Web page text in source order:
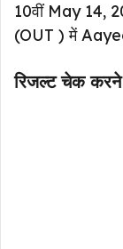
10वीं May 14,
(OUT ) में
रिजल्ट चेक